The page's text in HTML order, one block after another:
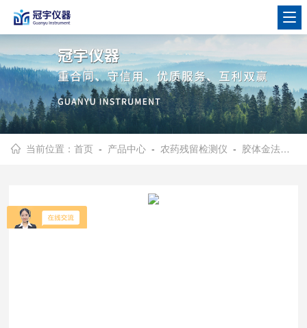
当前位置：首页 - 产品中心 - 农药残留检测仪 - 胶体金法农药残留检测仪